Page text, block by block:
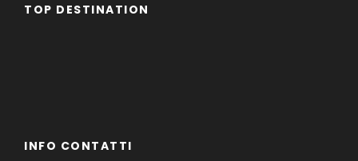
TOP DESTINATION
INFO CONTATTI